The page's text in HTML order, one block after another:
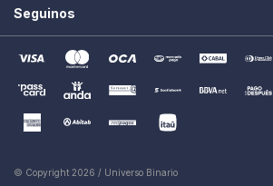
Seguinos
© Copyright 2026 / Universo Binario